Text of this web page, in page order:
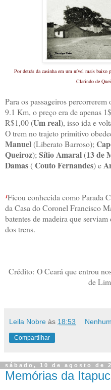
Por detrás da casinha em um nível mais baixo
Clarindo de
Para os passageiros
9.1 Km, o preço era de apenas
R$1,00 (Um real), isso ida e
O trem no trajeto primitivo
Manuel(Liberato Barroso);
Queiroz); Sítio Amaral(13 de
Damas(Couto Fernandes) e
¹Ficou conhecida como Parada
da Casa do Coronel Francisco
batentes de madeira que
dos trens.
Crédito: O Ceará que entrou
de
Leila Nobre às 18:53
Compartilhar
sábado, 10 de agosto de
Memórias da